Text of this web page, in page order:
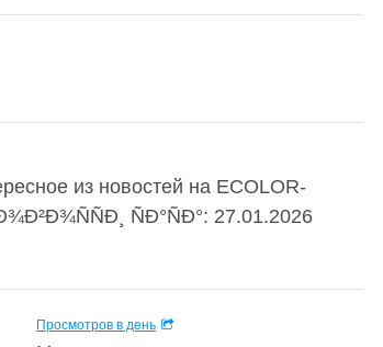
из новостей на ECOLOR-
ÑÐ°ÑÐ°: 27.01.2026
Просмотров в день